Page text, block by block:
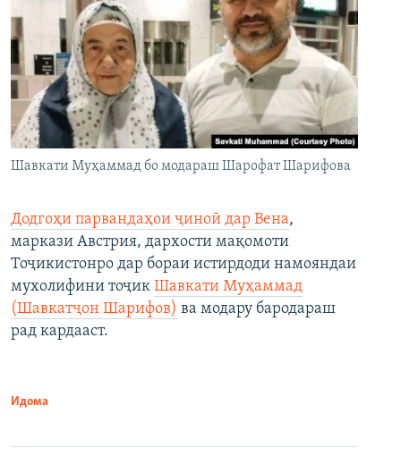
Шавкати Муҳаммад бо модараш Шарофат Шарифова
Додгоҳи парвандаҳои ҷиноӣ дар Вена,
маркази Австрия, дархости мақомоти
Тоҷикистонро дар бораи истирдоди намояндаи
мухолифини тоҷик Шавкати Муҳаммад
(Шавкатҷон Шарифов) ва модару бародараш
рад кардааст.
Идома